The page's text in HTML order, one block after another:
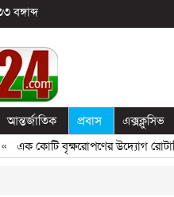
বঙ্গাব্দ
আন্তর্জাতিক প্রবাস এক্সক্লুসিভ
এক কোটি বৃক্ষরোপণের উদ্যোগ রোটারি